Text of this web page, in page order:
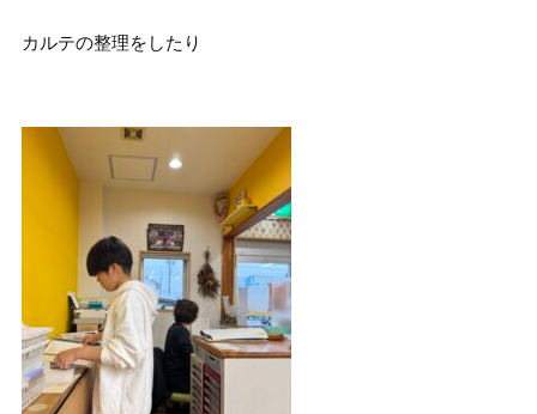
カルテの整理をしたり